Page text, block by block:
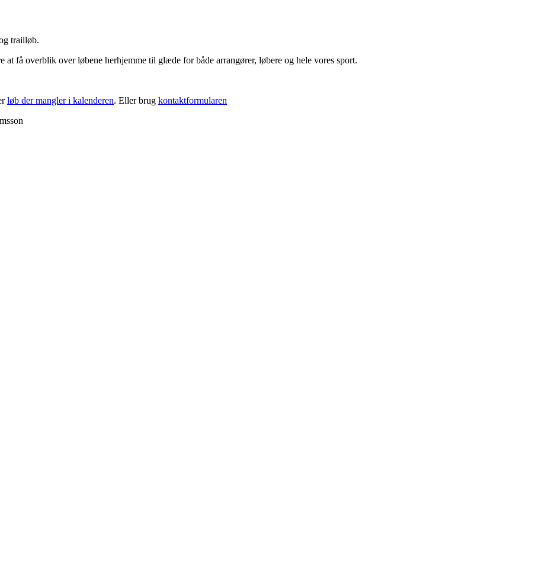
trailløb.
få overblik over løbene herhjemme til glæde for både arrangører, løbere og hele vores sport.
løb der mangler i kalenderen. Eller brug kontaktformularen